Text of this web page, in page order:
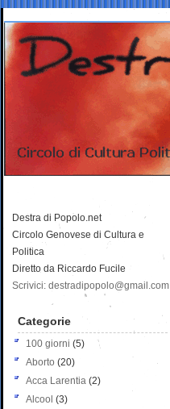
Destra di Popolo.net
Circolo Genovese di Cultura e
Politica
Diretto da Riccardo Fucile
Scrivici: destradipopolo@gmail.com
Categorie
100 giorni (5)
Aborto (20)
Acca Larentia (2)
Alcool (3)